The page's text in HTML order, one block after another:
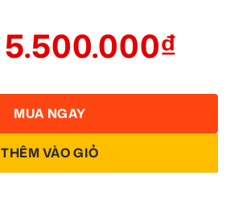
5.500.000₫
THÊM VÀO GIỎ
MUA NGAY